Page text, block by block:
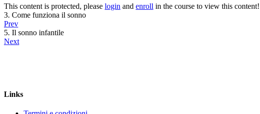
This content is protected, please login and enroll in the course to view this content!
3. Come funziona il sonno
Prev
5. Il sonno infantile
Next
Links